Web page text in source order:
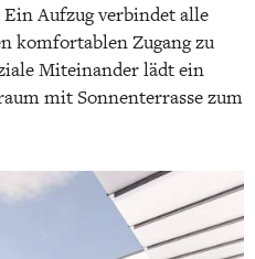
Aufzug verbindet alle
komfortablen Zugang zu
Miteinander lädt ein
mit Sonnenterrasse zum